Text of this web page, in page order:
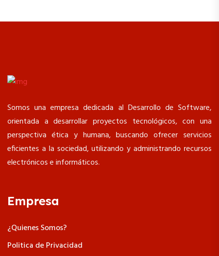
Somos una empresa dedicada al Desarrollo de Software,
orientada a desarrollar proyectos tecnológicos, con una
perspectiva ética y humana, buscando ofrecer servicios
eficientes a la sociedad, utilizando y administrando recursos
electrónicos e informáticos.
Empresa
¿Quienes Somos?
Politica de Privacidad